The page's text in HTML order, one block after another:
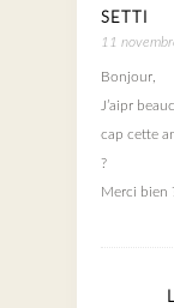
SETTI
11
Bonjour,
J’aipr
cap cette
?
Merci bien